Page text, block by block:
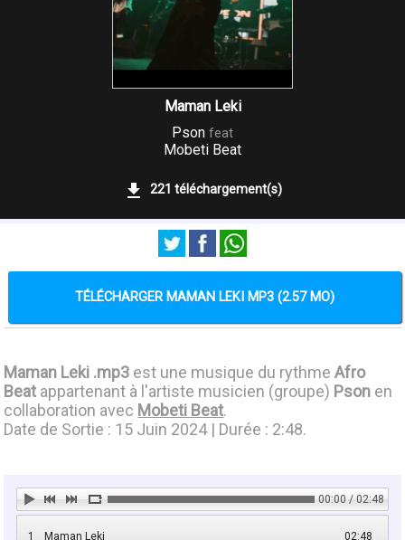
Maman Leki
Pson feat
Mobeti Beat
221 téléchargement(s)
TÉLÉCHARGER MAMAN LEKI MP3 (2.57 MO)
Maman Leki .mp3 est une musique du rythmeAfro
Beat appartenant à l'artiste musicien (groupe) Pson en
collaboration avec Mobeti Beat.
Date de Sortie : 15 Juin 2024 | Durée : 2:48.
00:00 / 02:48
1 02:48
Maman Leki